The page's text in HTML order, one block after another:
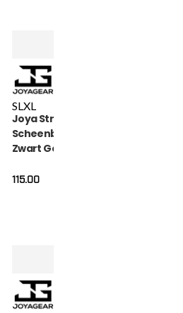
SLXL
Joya Strike
Scheenbeschermers
Zwart Goud
115.00